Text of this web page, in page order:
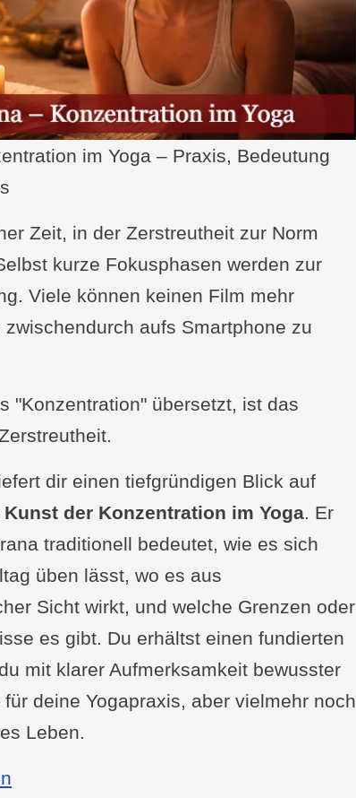
im Yoga – Praxis, Bedeutung
Zeit, in der Zerstreutheit zur Norm
kurze Fokusphasen werden zur
Viele können keinen Film mehr
aufs Smartphone zu
"Konzentration" übersetzt, ist das
dir einen tiefgründigen Blick auf
Kunst der Konzentration im Yoga. Er
traditionell bedeutet, wie es sich
üben lässt, wo es aus
Sicht wirkt, und welche Grenzen oder
es gibt. Du erhältst einen fundierten
mit klarer Aufmerksamkeit bewusster
deine Yogapraxis, aber vielmehr noch
Leben.